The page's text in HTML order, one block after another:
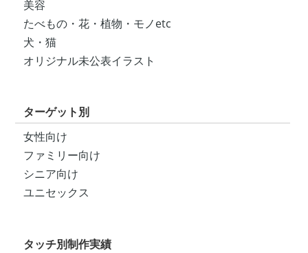
美容
たべもの・花・植物・モノetc
犬・猫
オリジナル未公表イラスト
ターゲット別
女性向け
ファミリー向け
シニア向け
ユニセックス
タッチ別制作実績